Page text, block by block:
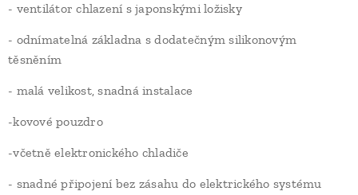
- ventilátor chlazení s japonskými ložisky
- odnímatelná základna s dodatečným silikonovým
těsněním
- malá velikost, snadná instalace
-kovové pouzdro
-včetně elektronického chladiče
- snadné připojení bez zásahu do elektrického systému